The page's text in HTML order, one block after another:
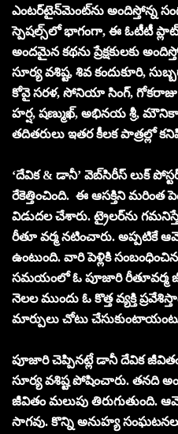
ఎంటర్‌టైన్‌మెంట్‌ను అందిస్తోన్న
స్పెషల్స్‌లో భాగంగా, ఈ ఓటీటీ
అందమైన కథను ప్రేక్షకులకు
సూర్య వశిష్ట, శివ కందుకూరి,
కోవై సరళ, సోనియా సింగ్,
హర్ష, షణ్ముఖ్, అభినయ శ్రీ, మౌనికా
తదితరులు ఇతర కీలక పాత్రల్లో
‘దేవిక & డానీ’ వెబ్‌సిరీస్ లుక్
రేకెత్తించింది. ఈ ఆసక్తిని మరింత
విడుదల చేశారు. ట్రైలర్‌ను
రీతూ వర్మ నటించారు. అప్పటికే
ఉంటుంది. వారి పెళ్లికి
సమయంలో ఓ పూజారి
నెలల ముందు ఓ కొత్త వ్యక్తి
మార్పులు చోటు
పూజారి చెప్పినట్లే డానీ దేవిక
సూర్య వశిష్ట పోషించారు. తనది
జీవితం మలుపు తిరుగుతుంది.
సాగవు. కొన్ని అనుహ్య